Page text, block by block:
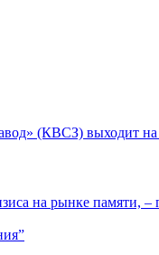
(КВСЗ) выходит
на рынке памяти, –